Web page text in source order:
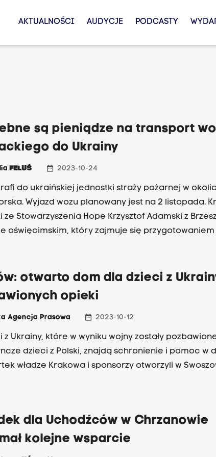
AKTUALNOŚCI AUDYCJE PODCASTY
są pieniądze na transport
do Ukrainy
FELUŚ date_range 2023-10-24
do ukraińskiej jednostki straży pożarnej w
Wyjazd wozu planowany jest na 2 listopada.
ze Stowarzyszenia Hope Krzysztof Adamski z
oświęcimskim, który zajmuje się przygotowaniem
otwarto dom dla dzieci z
opieki
Agencja Prasowa date_range 2023-10-12
z Ukrainy, które w wyniku wojny zostały
dzieci z Polski, znajdą schronienie i pomoc w
władze Krakowa i sponsorzy otworzyli w
dla Uchodźców w Chrzanowie
kolejne wsparcie